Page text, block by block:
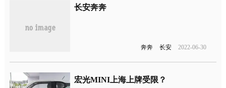
长安奔奔
奔奔 长安 2022-06-30
宏光MINI上海上牌受限？